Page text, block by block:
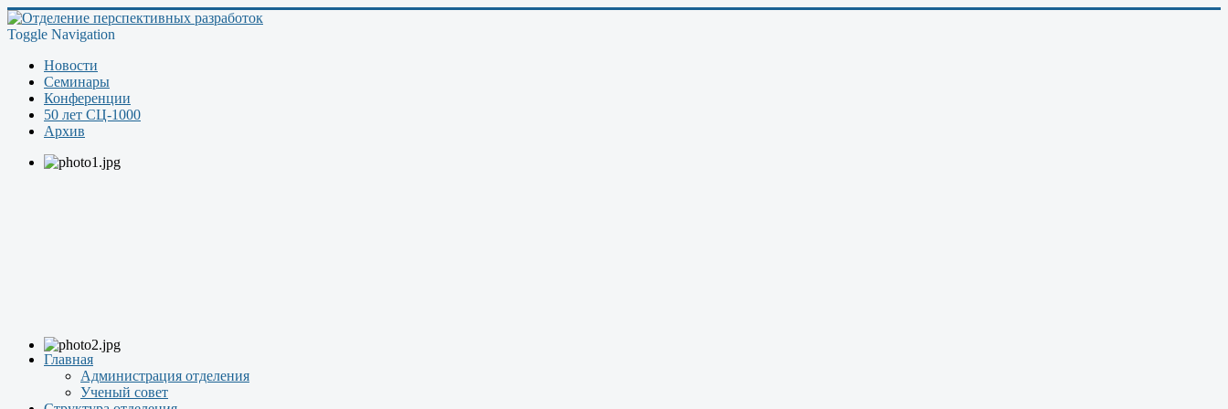
Toggle Navigation
Новости
Семинары
Конференции
50 лет СЦ-1000
Архив
Главная
Администрация отделения
Ученый совет